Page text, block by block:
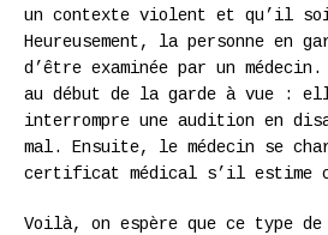
un contexte violent et qu’il
Heureusement, la personne en
d’être examinée par un
au début de la garde à vue :
interrompre une audition en
mal. Ensuite, le médecin se
certificat médical s’il estime
Voilà, on espère que ce type